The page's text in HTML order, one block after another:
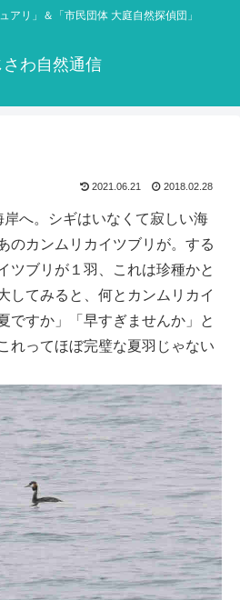
アリ」＆「市民団体 大庭自然探偵団」
さわ自然通信
2021.06.21 2018.02.28
へ。シギはいなくて寂しい海
のカンムリカイツブリが。する
ツブリが１羽、これは珍種かと
してみると、何とカンムリカイ
ですか」「早すぎませんか」と
れってほぼ完璧な夏羽じゃない